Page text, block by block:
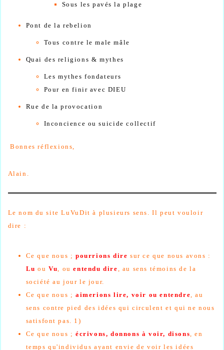
Sous les pavés la plage
Pont de la rebelion
Tous contre le male mâle
Quai des religions & mythes
Les mythes fondateurs
Pour en finir avec DIEU
Rue de la provocation
Inconcience ou suicide collectif
Bonnes réflexions,
Alain.
Le nom du site LuVuDit à plusieurs sens. Il peut vouloir
dire :
Ce que nous ; pourrions dire sur ce que nous avons :
Lu ouVu, ouentendu dire, au sens témoins de la
société au jour le jour.
Ce que nous ; aimerions lire, voir ou entendre, au
sens contre pied des idées qui circulent et qui ne nous
satisfont pas. 1)
Ce que nous ; écrivons, donnons à voir, disons, en
temps qu'individus ayant envie de voir les idées